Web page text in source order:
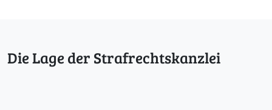
Die Lage der Strafrechtskanzlei